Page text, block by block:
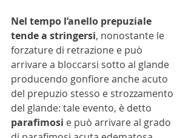
Nel tempo l’anello prepuziale
tende a stringersi, nonostante le
forzature di retrazione e può
arrivare a bloccarsi sotto al glande
producendo gonfiore anche acuto
del prepuzio stesso e strozzamento
del glande: tale evento, è detto
parafimosi e può arrivare al grado